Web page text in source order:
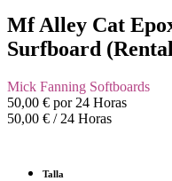
Mf Alley Cat
Surfboard
Mick Fanning Softboards
50,00 € por 24 Horas
50,00 € / 24 Horas
Talla